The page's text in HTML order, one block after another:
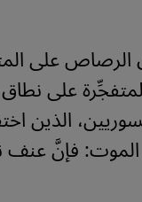
الرصاص على
على
الذين
فإنَّ